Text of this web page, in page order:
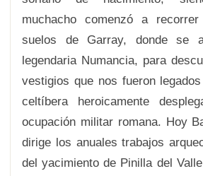
muchacho comenzó a
suelos de Garray, donde se
legendaria Numancia, para
vestigios que nos fueron
celtíbera heroicamente
ocupación militar romana. Hoy
dirige los anuales trabajos
del yacimiento de Pinilla del